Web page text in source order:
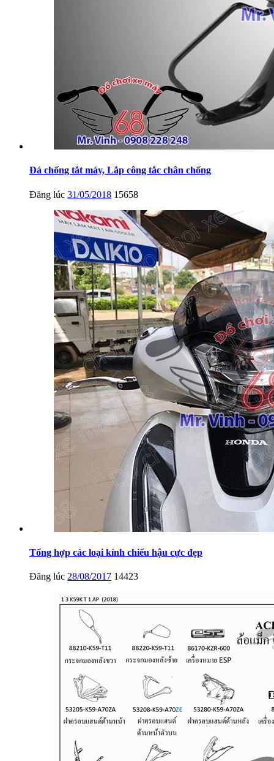
Đá chống tắt máy, Lắp công tắc chân chống
Đăng lúc 31/05/2018 15658
Tổng hợp các loại kính chiếu hậu cực đẹp
Đăng lúc 28/08/2017 14423